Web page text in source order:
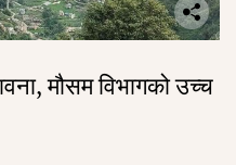
मौसम विभागको उच्च